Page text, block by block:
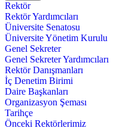
Rektör
Rektör Yardımcıları
Üniversite Senatosu
Üniversite Yönetim Kurulu
Genel Sekreter
Genel Sekreter Yardımcıları
Rektör Danışmanları
İç Denetim Birimi
Daire Başkanları
Organizasyon Şeması
Tarihçe
Önceki Rektörlerimiz